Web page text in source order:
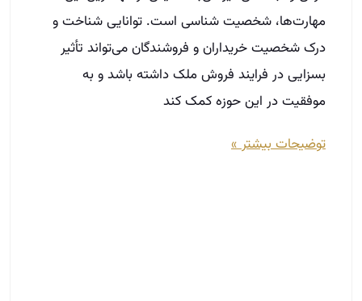
مهارت‌ها، شخصیت شناسی است. توانایی شناخت و
درک شخصیت خریداران و فروشندگان می‌تواند تأثیر
بسزایی در فرایند فروش ملک داشته باشد و به
موفقیت در این حوزه کمک کند
توضیحات بیشتر »